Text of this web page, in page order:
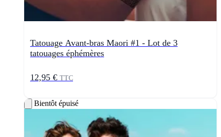
Tatouage Avant-bras Maori #1 - Lot de 3
tatouages éphémères
12,95 € TTC
Bientôt épuisé